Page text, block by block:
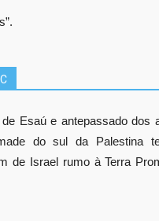
Esaú e antepassado dos
do sul da Palestina
de Israel rumo à Terra